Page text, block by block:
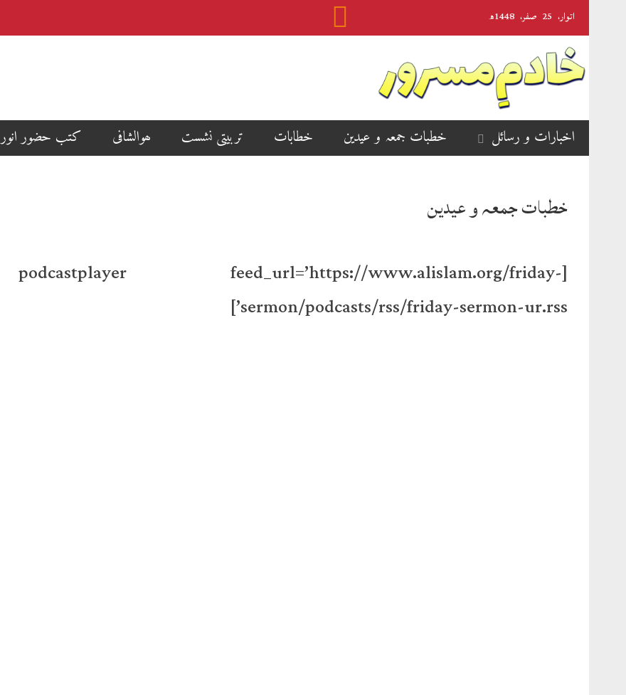
اتوار‬‮، 25 صفر‬،
اخبارات و رسائل خطبات جمعہ و عیدین خطابات تربیتی نشست ھوالشافی کتب حضور انور
خطبات جمعہ و عیدین
[podcastplayer feed_url=’https://www.alislam.org/friday-
sermon/podcasts/rss/friday-sermon-ur.rss’]